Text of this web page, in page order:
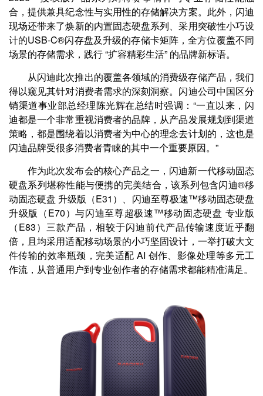
合，提供兼具纪念性与实用性的存储解决方案。此外，闪迪
现场还带来了焕新的内置固态硬盘系列、采用突破性小巧设
计的USB-C®闪存盘及升级的存储卡矩阵，全方位覆盖不同
场景的存储需求，践行 “扩容精彩生活” 的品牌新标语。
从闪迪此次推出的覆盖各领域的消费级存储产品，我们
得以窥见其针对消费者需求的深刻洞察。闪迪公司中国区分
销渠道事业部总经理陈光辉在总结时强调：“一直以来，闪
迪都是一个非常重视消费者的品牌，从产品发展规划到渠道
策略，都是围绕着以消费者为中心的理念去计划的，这也是
闪迪品牌受很多消费者青睐的其中一个重要原因。”
作为此次发布会的核心产品之一，闪迪新一代移动固态
硬盘系列堪称性能与便携的完美结合，该系列包含闪迪®移
动固态硬盘 升级版（E31）、闪迪至尊极速™移动固态硬盘
升级版（E70）与闪迪至尊超极速™移动固态硬盘 专业版
（E83）三款产品，相较于闪迪前代产品传输速度近乎翻
倍，且均采用适配移动场景的小巧坚固设计，一举打破大文
件传输的效率瓶颈，完美适配 AI 创作、影像处理等多元工
作流，从普通用户到专业创作者的存储需求都能精准满足。